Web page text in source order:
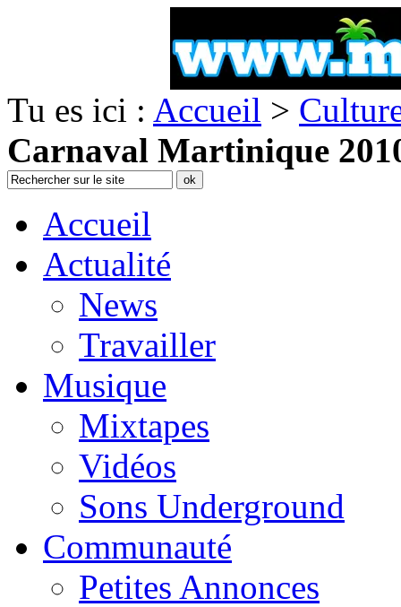
Tu es ici : Accueil >
Carnaval Martinique
Accueil
Actualité
News
Travailler
Musique
Mixtapes
Vidéos
Sons Underground
Communauté
Petites Annonces